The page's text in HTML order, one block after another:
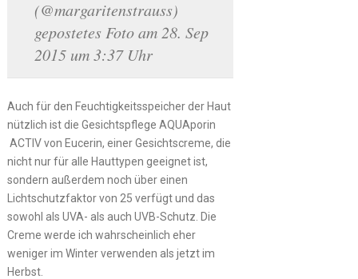
(@margaritenstrauss)
gepostetes Foto am 28. Sep
2015 um 3:37 Uhr
Auch für den Feuchtigkeitsspeicher der Haut
nützlich ist die Gesichtspflege AQUAporin
ACTIV von Eucerin, einer Gesichtscreme, die
nicht nur für alle Hauttypen geeignet ist,
sondern außerdem noch über einen
Lichtschutzfaktor von 25 verfügt und das
sowohl als UVA- als auch UVB-Schutz. Die
Creme werde ich wahrscheinlich eher
weniger im Winter verwenden als jetzt im
Herbst.